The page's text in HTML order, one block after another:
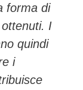
forma di
I
quindi
i